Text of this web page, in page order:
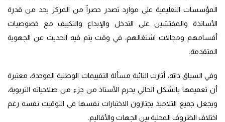
المؤسسات التعليمية على موارد تصدر حصراً من المركز يحد من قدرة
الأساتذة والمفتشين على التدخل والإبداع والتكييف مع خصوصيات
أقسامهم ومجالات اشتغالهم، في وقت يتم فيه الحديث عن الجهوية
المتقدمة.
وفي السياق ذاته، أثارت النائبة مسألة التقييمات الوطنية الموحدة، معتبرة
أن تعميمها بالشكل الحالي يحرم الأستاذ من جزء من صلاحياته التربوية،
ويجعل جميع التلاميذ يجتازون الاختبارات نفسها في التوقيت نفسه رغم
اختلاف الظروف المحلية بين الجهات والأقاليم.